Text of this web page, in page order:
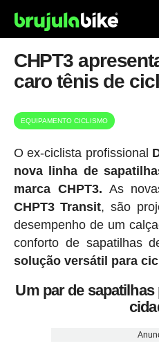
CHPT3
caro tênis de
EQUIPAMENTO CICLISMO
O ex-ciclista profissional
nova linha de
marca CHPT3. As
CHPT3 Transit, são
desempenho de um
conforto de sapatilhas
solução versátil para
Um par de